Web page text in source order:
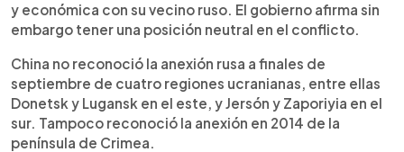
y económica con su vecino ruso. El gobierno afirma sin
embargo tener una posición neutral en el conflicto.
China no reconoció la anexión rusa a finales de
septiembre de cuatro regiones ucranianas, entre ellas
Donetsk y Lugansk en el este, y Jersón y Zaporiyia en el
sur. Tampoco reconoció la anexión en 2014 de la
península de Crimea.